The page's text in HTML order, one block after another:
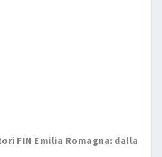
FIN Emilia Romagna: dalla